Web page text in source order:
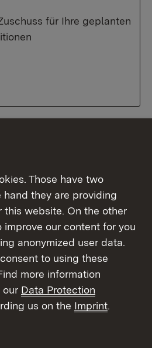
für Ihre geplanten
2026 in Freiburg
Ländlicher Raum und
am 3. März in
Ländlicher Raum und
sind „Spitze auf
Those have two
they are providing
website. On the other
our content for you
anonymized user data.
to using these
more information
our Data Protection
us on the Imprint.